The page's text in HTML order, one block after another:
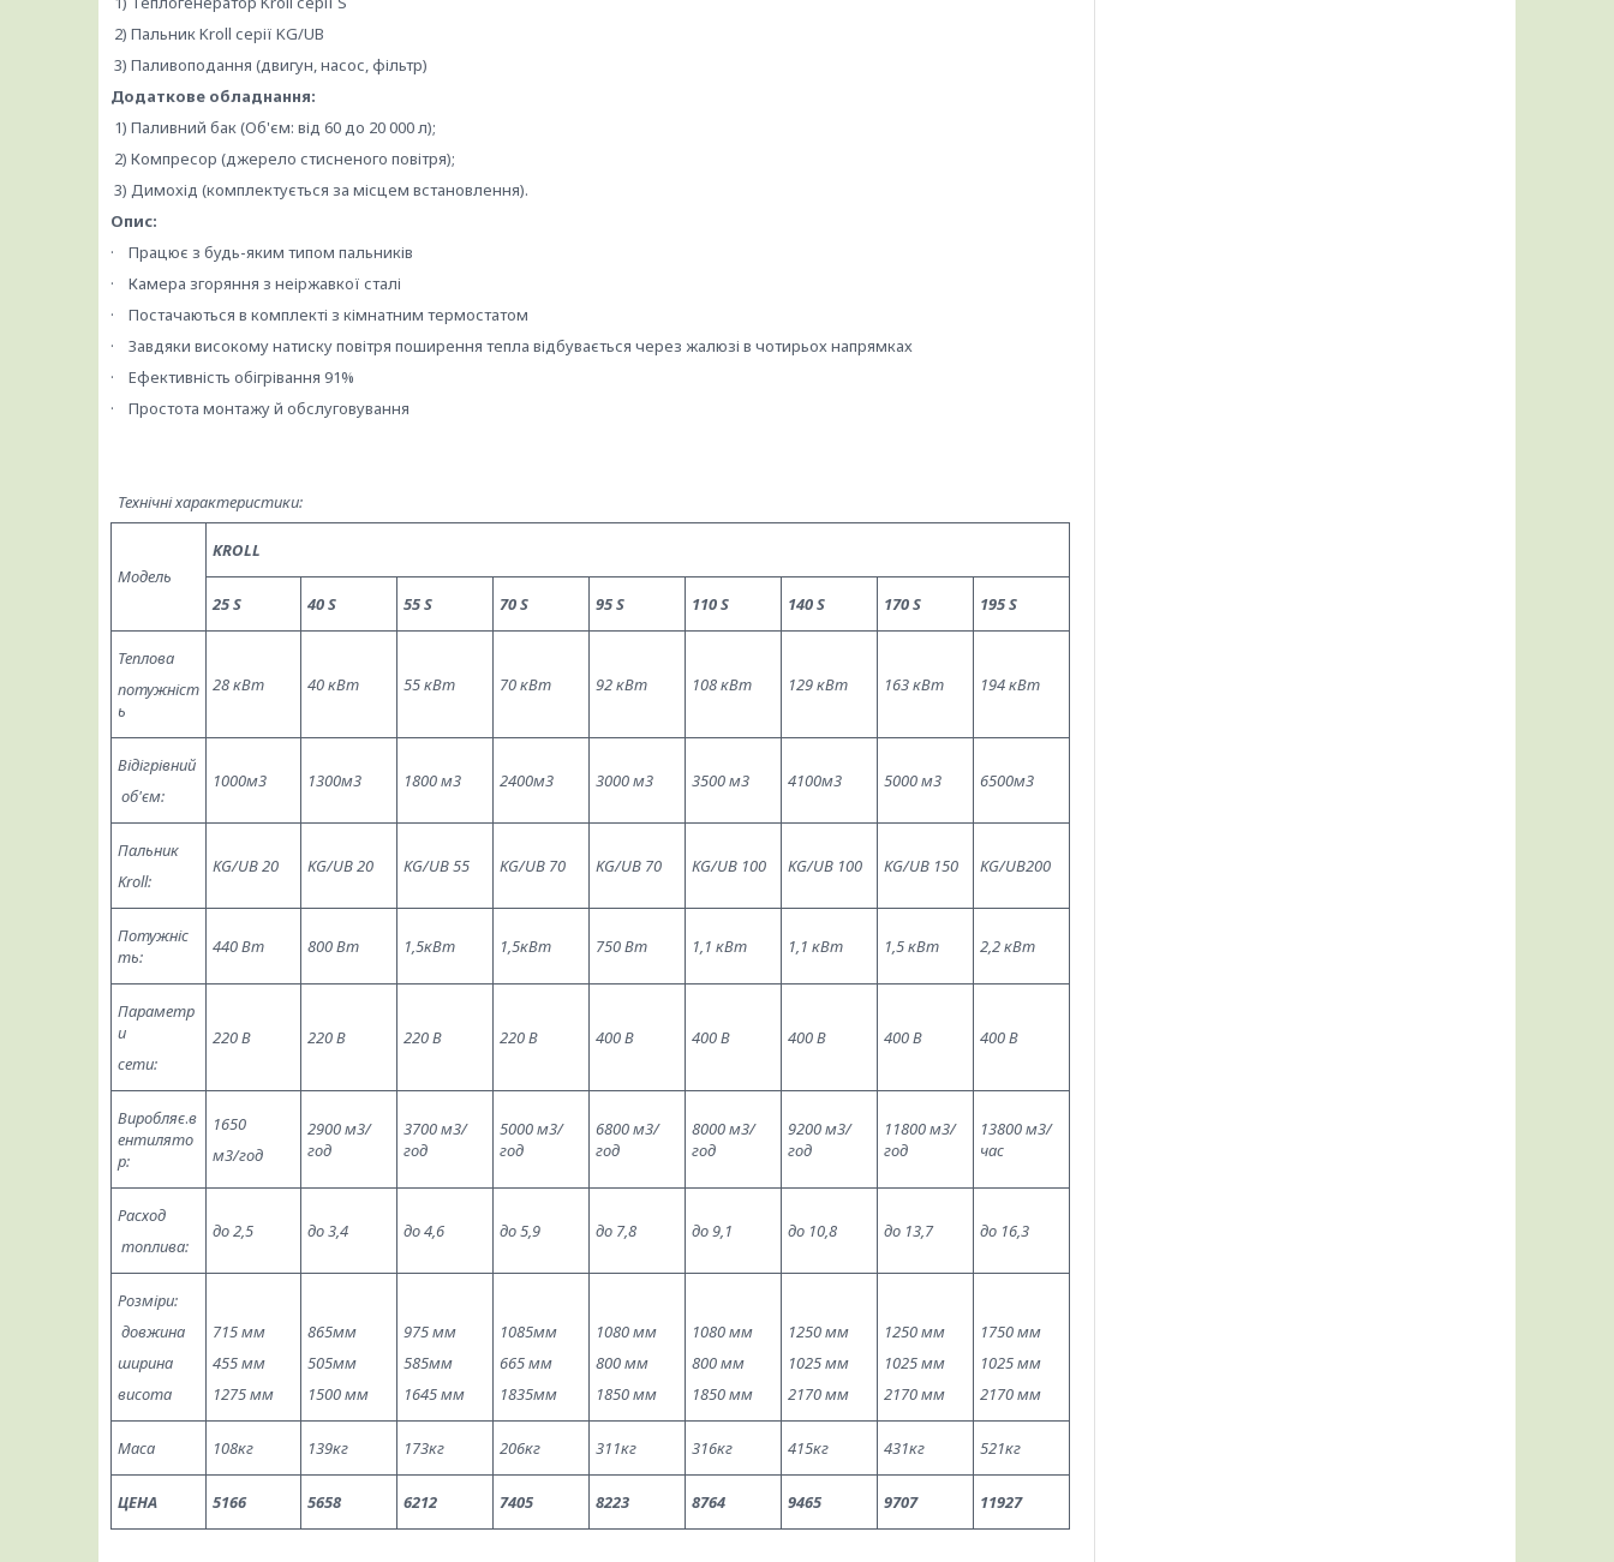
2) Пальник Kroll серії KG/UB
3) Паливоподання (двигун, насос, фільтр)
Додаткове обладнання:
1) Паливний бак (Об'єм: від 60 до 20 000 л);
2) Компресор (джерело стисненого повітря);
3) Димохід (комплектується за місцем встановлення).
Опис:
· Працює з будь-яким типом пальників
· Камера згоряння з неіржавкої сталі
· Постачаються в комплекті з кімнатним термостатом
· Завдяки високому натиску повітря поширення тепла відбувається через жалюзі в чотирьох напрямках
· Ефективність обігрівання 91%
· Простота монтажу й обслуговування
Технічні характеристики:
Модель
KROLL
25 S 40 S 55 S 70 S 95 S 110 S 140 S 170 S 195 S
Теплова
потужніст
ь
28 кВт 40 кВт 55 кВт 70 кВт 92 кВт 108 кВт 129 кВт 163 кВт 194 кВт
Відігрівний
об'єм:
1000м3 1300м3 1800 м3 2400м3 3000 м3 3500 м3 4100м3 5000 м3 6500м3
Пальник
Kroll:
KG/UB 20 KG/UB 20 KG/UB 55 KG/UB 70 KG/UB 70 KG/UB 100 KG/UB 100 KG/UB 150 KG/UB200
Потужніс
ть:
440 Вт 800 Вт 1,5кВт 1,5кВт 750 Вт 1,1 кВт 1,1 кВт 1,5 кВт 2,2 кВт
Параметр
и
сети:
220 В 220 В 220 В 220 В 400 В 400 В 400 В 400 В 400 В
Виробляє.в
ентилято
р:
1650
м3/год
2900 м3/
год
3700 м3/
год
5000 м3/
год
6800 м3/
год
8000 м3/
год
9200 м3/
год
11800 м3/
год
13800 м3/
час
Расход
топлива:
до 2,5 до 3,4 до 4,6 до 5,9 до 7,8 до 9,1 до 10,8 до 13,7 до 16,3
Розміри:
довжина
ширина
висота
715 мм
455 мм
1275 мм
865мм
505мм
1500 мм
975 мм
585мм
1645 мм
1085мм
665 мм
1835мм
1080 мм
800 мм
1850 мм
1080 мм
800 мм
1850 мм
1250 мм
1025 мм
2170 мм
1250 мм
1025 мм
2170 мм
1750 мм
1025 мм
2170 мм
Маса 108кг 139кг 173кг 206кг 311кг 316кг 415кг 431кг 521кг
ЦЕНА 5166 5658 6212 7405 8223 8764 9465 9707 11927